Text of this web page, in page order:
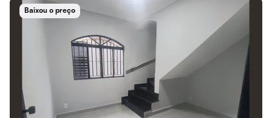
Baixou o preço